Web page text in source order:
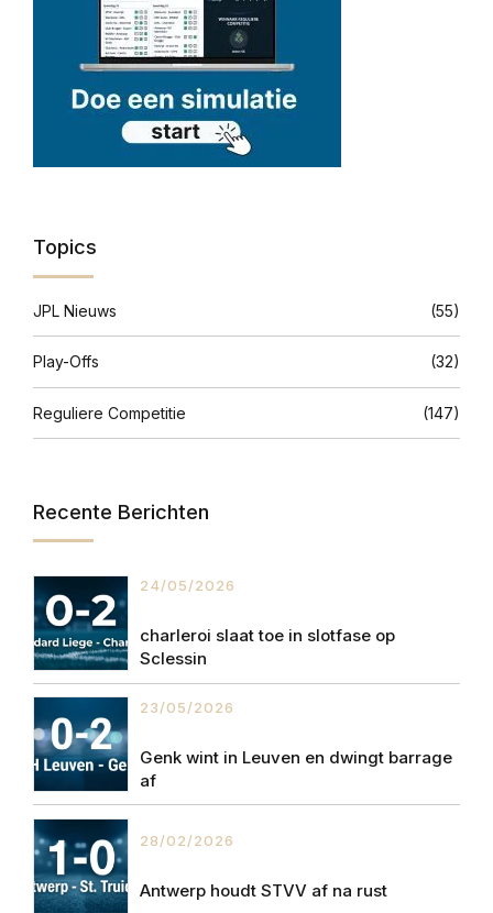
Topics
JPL Nieuws (55)
Play-Offs (32)
Reguliere Competitie (147)
Recente Berichten
24/05/2026
charleroi slaat toe in slotfase op
Sclessin
23/05/2026
Genk wint in Leuven en dwingt barrage
af
28/02/2026
Antwerp houdt STVV af na rust